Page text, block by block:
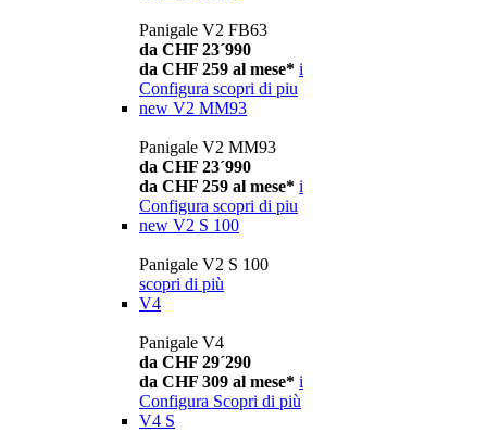
Panigale V2 FB63
da CHF 23´990
da CHF 259 al mese* i
Configura scopri di piu
new V2 MM93
Panigale V2 MM93
da CHF 23´990
da CHF 259 al mese* i
Configura scopri di piu
new V2 S 100
Panigale V2 S 100
scopri di più
V4
Panigale V4
da CHF 29´290
da CHF 309 al mese* i
Configura Scopri di più
V4 S